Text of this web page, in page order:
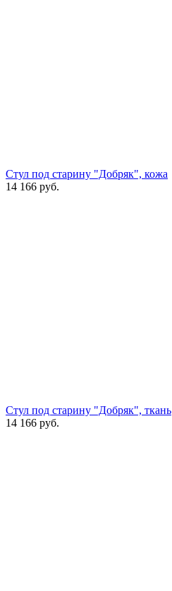
Стул под старину "Добряк", кожа
14 166 руб.
Стул под старину "Добряк", ткань
14 166 руб.